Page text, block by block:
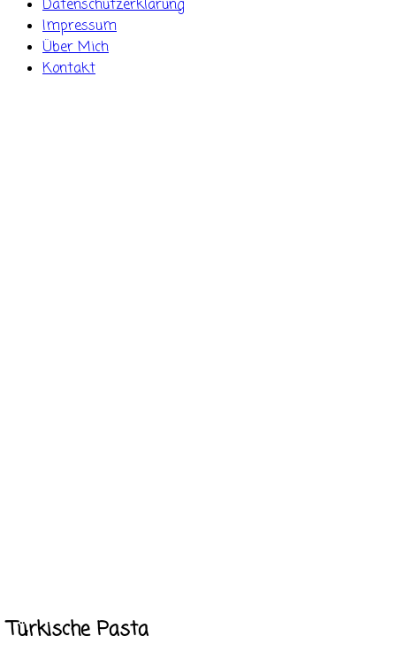
Datenschutzerklärung
Impressum
Über Mich
Kontakt
Türkische Pasta